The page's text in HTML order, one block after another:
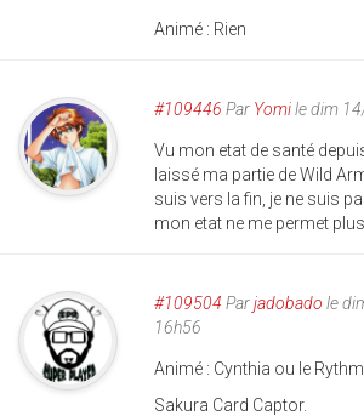
Animé : Rien
#109446 Par Yomile dim
Vu mon etat de santé
laissé ma partie de Wild
suis vers la fin, je ne suis
mon etat ne me permet plus
#109504 Parjadobado le
16h56
Animé : Cynthia ou le
Sakura Card Captor.